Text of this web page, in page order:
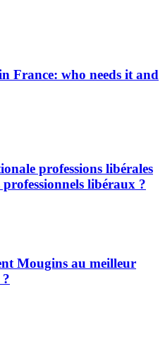
France: who needs it and
professions libérales
professionnels libéraux ?
Mougins au meilleur